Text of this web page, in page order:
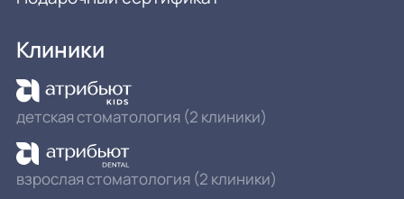
Клиники
детская стоматология (2 клиники)
взрослая стоматология (2 клиники)